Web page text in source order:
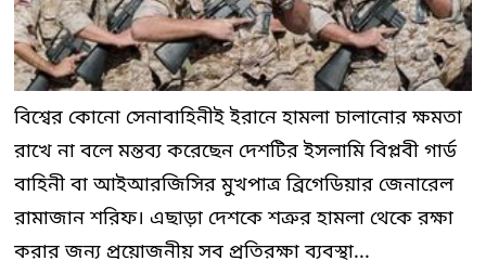
বিশ্বের কোনো সেনাবাহিনীই ইরানে হামলা চালানোর ক্ষমতা
রাখে না বলে মন্তব্য করেছেন দেশটির ইসলামি বিপ্লবী গার্ড
বাহিনী বা আইআরজিসির মুখপাত্র ব্রিগেডিয়ার জেনারেল
রামাজান শরিফ। এছাড়া দেশকে শত্রুর হামলা থেকে রক্ষা
করার জন্য প্রয়োজনীয় সব প্রতিরক্ষা ব্যবস্থা...